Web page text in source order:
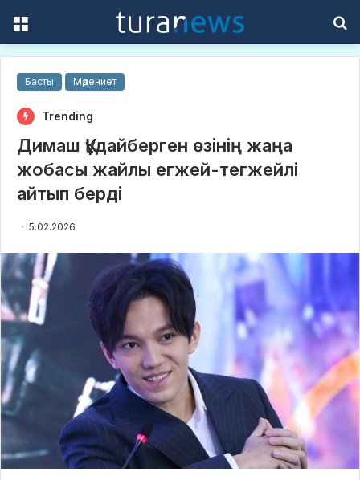
Басты Мәдениет
Trending
Димаш Құдайберген өзінің жаңа
жобасы жайлы егжей-тегжейлі
айтып берді
5.02.2026